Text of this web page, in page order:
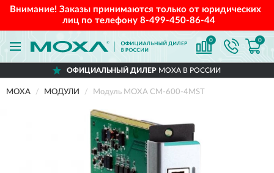
Внимание! Заказы принимаются только от юридических
лиц по телефону 8-499-450-86-44
0 0
ОФИЦИАЛЬНЫЙ ДИЛЕРMOXA В РОССИИ
MOXA МОДУЛИ Модуль MOXA CM-600-4MST